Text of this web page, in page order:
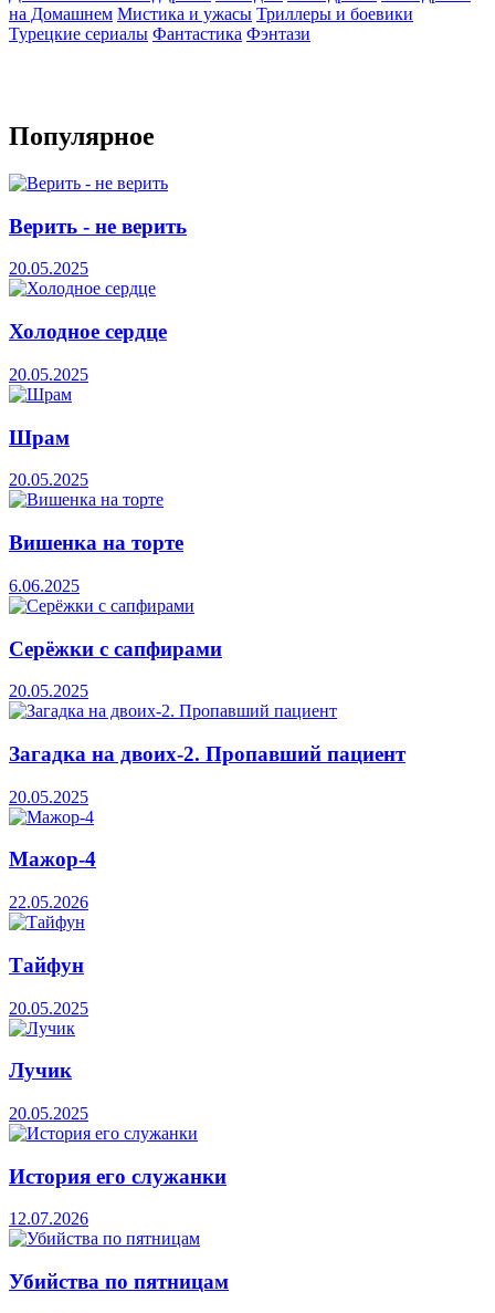
на Домашнем Мистика и ужасы Триллеры и боевики
Турецкие сериалы Фантастика Фэнтази
Популярное
Верить - не верить
20.05.2025
Холодное сердце
20.05.2025
Шрам
20.05.2025
Вишенка на торте
6.06.2025
Серёжки с сапфирами
20.05.2025
Загадка на двоих-2. Пропавший пациент
20.05.2025
Мажор-4
22.05.2026
Тайфун
20.05.2025
Лучик
20.05.2025
История его служанки
12.07.2026
Убийства по пятницам